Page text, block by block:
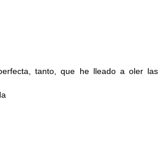
tanto, que he lleado a oler las